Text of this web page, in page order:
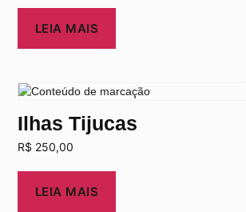
LEIA MAIS
Ilhas Tijucas
R$ 250,00
LEIA MAIS